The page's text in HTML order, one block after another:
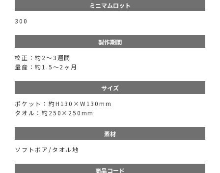
ミニマムロット
300
製作期間
校正：約2～3週間
量産：約1.5～2ヶ月
サイズ
ポケット：約H130×W130mm
タオル：約250×250mm
素材
ソフトボア/タオル地
商品コード